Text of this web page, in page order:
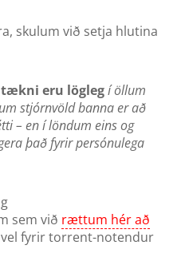
skulum við setja hlutina
tækni eru löglegí öllum
stjórnvöld banna er að
– en í löndum eins og
það fyrir persónulega
sem við rættum hér að
fyrir torrent-notendur